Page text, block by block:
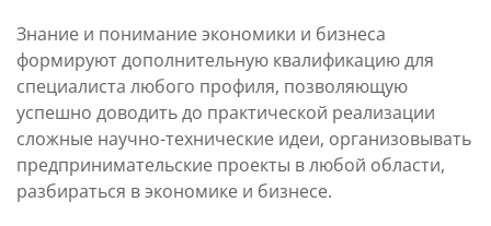
Знание и понимание экономики и бизнеса
формируют дополнительную квалификацию для
специалиста любого профиля, позволяющую
успешно доводить до практической реализации
сложные научно-технические идеи, организовывать
предпринимательские проекты в любой области,
разбираться в экономике и бизнесе.